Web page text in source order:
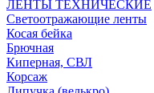
ЛЕНТЫ ТЕХНИЧЕСКИЕ
Светоотражающие ленты
Косая бейка
Брючная
Киперная, СВЛ
Корсаж